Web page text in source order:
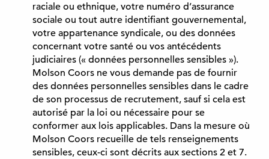
n
o
u
v
e
l
o
n
g
l
e
t
raciale ou ethnique, votre numéro d’assurance
sociale ou tout autre identifiant gouvernemental,
votre appartenance syndicale, ou des données
concernant votre santé ou vos antécédents
judiciaires (« données personnelles sensibles »).
Molson Coors ne vous demande pas de fournir
des données personnelles sensibles dans le cadre
de son processus de recrutement, sauf si cela est
autorisé par la loi ou nécessaire pour se
conformer aux lois applicables. Dans la mesure où
Molson Coors recueille de tels renseignements
sensibles, ceux-ci sont décrits aux sections 2 et 7.